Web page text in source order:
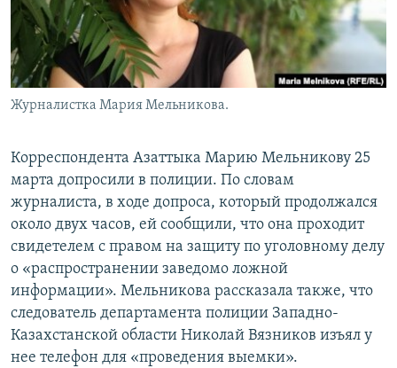
Журналистка Мария Мельникова.
Корреспондента Азаттыка Марию Мельникову 25
марта допросили в полиции. По словам
журналиста, в ходе допроса, который продолжался
около двух часов, ей сообщили, что она проходит
свидетелем с правом на защиту по уголовному делу
о «распространении заведомо ложной
информации». Мельникова рассказала также, что
следователь департамента полиции Западно-
Казахстанской области Николай Вязников изъял у
нее телефон для «проведения выемки».